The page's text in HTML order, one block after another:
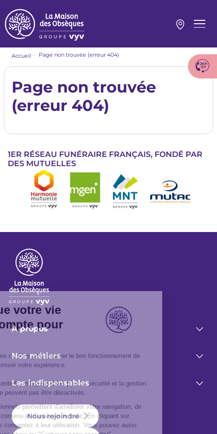
au
contenu
principal
Menu
Fil
Accueil Page non trouvée (erreur 404)
Page non trouvée
(erreur 404)
1ER RÉSEAU FUNÉRAIRE FRANÇAIS, FONDÉ PAR
DES MUTUELLES
Image
A propos
Nos métiers
Les indispensables
Nous rejoindre